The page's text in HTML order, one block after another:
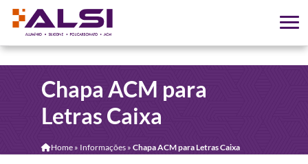
Chapa ACM para
Letras Caixa
Home» Informações » Chapa ACM para Letras Caixa